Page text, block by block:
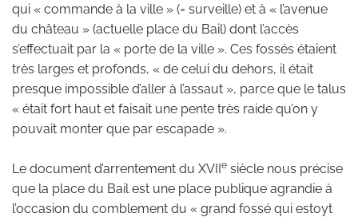
qui « commande à la ville » (= surveille) et à « l’avenue
du château » (actuelle place du Bail) dont l’accès
s’effectuait par la « porte de la ville ». Ces fossés étaient
très larges et profonds, « de celui du dehors, il était
presque impossible d’aller à l’assaut », parce que le talus
« était fort haut et faisait une pente très raide qu’on y
pouvait monter que par escapade ».
Le document d’arrentement du XVIIe siècle nous précise
que la place du Bail est une place publique agrandie à
l’occasion du comblement du « grand fossé qui estoyt